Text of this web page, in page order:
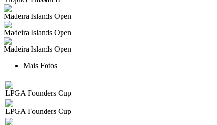
Madeira Islands Open
Madeira Islands Open
Madeira Islands Open
Mais Fotos
LPGA Founders Cup
LPGA Founders Cup